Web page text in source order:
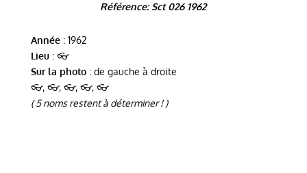
Référence: Sct 026 1962
Année: 1962
Lieu: 👓
Sur la photo: de gauche à droite
👓, 👓, 👓, 👓, 👓
( 5 noms restent à déterminer ! )